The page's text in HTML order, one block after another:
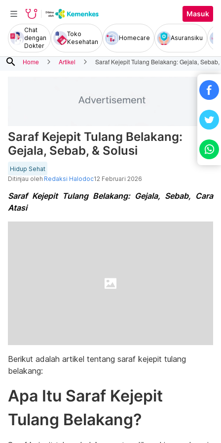
Masuk
Chat
dengan
Dokter
Toko
Kesehatan
Homecare Asuransiku
search Home Artikel Saraf Kejepit Tulang Belakang: Gejala,
Saraf Kejepit Tulang Belakang:
Gejala, Sebab, & Solusi
Hidup Sehat
Ditinjau oleh Redaksi Halodoc12 Februari 2026
Saraf Kejepit Tulang Belakang: Gejala, Sebab, Cara
Atasi
Berikut adalah artikel tentang saraf kejepit tulang
belakang:
Apa Itu Saraf Kejepit
Tulang Belakang?